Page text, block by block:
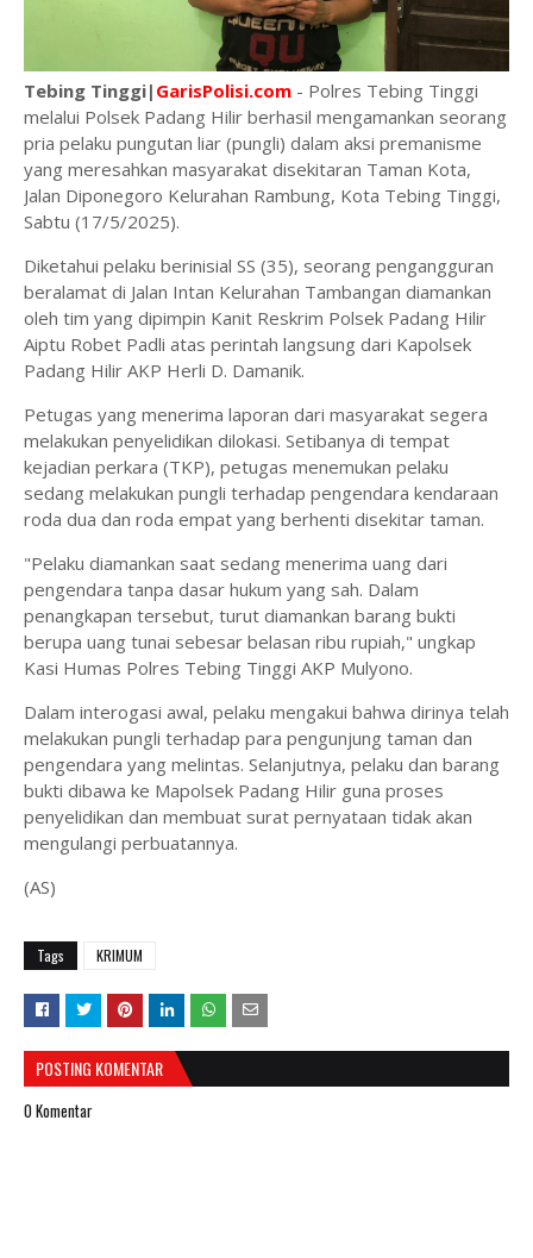
Tebing Tinggi| GarisPolisi.com - Polres Tebing Tinggi
melalui Polsek Padang Hilir berhasil mengamankan seorang
pria pelaku pungutan liar (pungli) dalam aksi premanisme
yang meresahkan masyarakat disekitaran Taman Kota,
Jalan Diponegoro Kelurahan Rambung, Kota Tebing Tinggi,
Sabtu (17/5/2025).
Diketahui pelaku berinisial SS (35), seorang pengangguran
beralamat di Jalan Intan Kelurahan Tambangan diamankan
oleh tim yang dipimpin Kanit Reskrim Polsek Padang Hilir
Aiptu Robet Padli atas perintah langsung dari Kapolsek
Padang Hilir AKP Herli D. Damanik.
Petugas yang menerima laporan dari masyarakat segera
melakukan penyelidikan dilokasi. Setibanya di tempat
kejadian perkara (TKP), petugas menemukan pelaku
sedang melakukan pungli terhadap pengendara kendaraan
roda dua dan roda empat yang berhenti disekitar taman.
"Pelaku diamankan saat sedang menerima uang dari
pengendara tanpa dasar hukum yang sah. Dalam
penangkapan tersebut, turut diamankan barang bukti
berupa uang tunai sebesar belasan ribu rupiah," ungkap
Kasi Humas Polres Tebing Tinggi AKP Mulyono.
Dalam interogasi awal, pelaku mengakui bahwa dirinya telah
melakukan pungli terhadap para pengunjung taman dan
pengendara yang melintas. Selanjutnya, pelaku dan barang
bukti dibawa ke Mapolsek Padang Hilir guna proses
penyelidikan dan membuat surat pernyataan tidak akan
mengulangi perbuatannya.
(AS)
Tags KRIMUM
POSTING KOMENTAR
0 Komentar